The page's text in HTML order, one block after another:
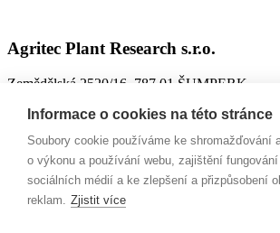
Agritec Plant Research s.r.o.
Zemědělská 2520/16, 787 01 ŠUMPERK
IČO:26784246
ID datové schránky:n63jtkm
Spisová značka:
C 26228 vedená u Krajského
9. 10. 2002
Informace o cookies na této stránce
Soubory cookie používáme ke shromažďování
o výkonu a používání webu, zajištění
sociálních médií a ke zlepšení a přizpůsobení
reklam. Zjistit více